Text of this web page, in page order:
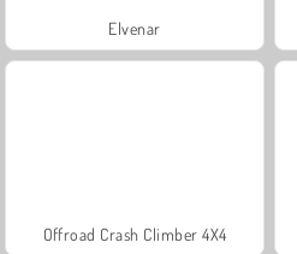
Elvenar
Offroad Crash Climber 4X4